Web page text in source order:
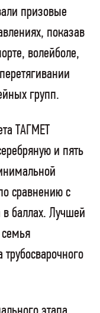
призовые
показав
волейболе,
групп.
ТАГМЕТ
и пять
сравнению с
баллах. Лучшей